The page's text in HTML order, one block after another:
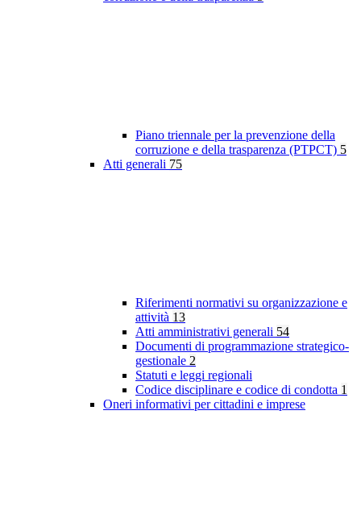
Piano triennale per la prevenzione della
corruzione e della trasparenza (PTPCT) 5
Atti generali 75
Riferimenti normativi su organizzazione e
attività 13
Atti amministrativi generali 54
Documenti di programmazione strategico-
gestionale 2
Statuti e leggi regionali
Codice disciplinare e codice di condotta 1
Oneri informativi per cittadini e imprese